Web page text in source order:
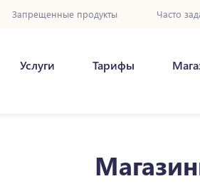
Запрещенные продукты Часто
Услуги Тарифы